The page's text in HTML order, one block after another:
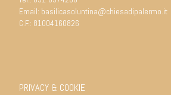
Email: basilicasoluntina@chiesadipalermo.it
C.F.: 81004160826
PRIVACY & COOKIE